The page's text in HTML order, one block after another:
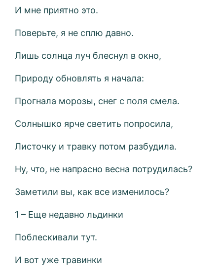
И мне приятно это.
Поверьте, я не сплю давно.
Лишь солнца луч блеснул в окно,
Природу обновлять я начала:
Прогнала морозы, снег с поля смела.
Солнышко ярче светить попросила,
Листочку и травку потом разбудила.
Ну, что, не напрасно весна потрудилась?
Заметили вы, как все изменилось?
1 – Еще недавно льдинки
Поблескивали тут.
И вот уже травинки